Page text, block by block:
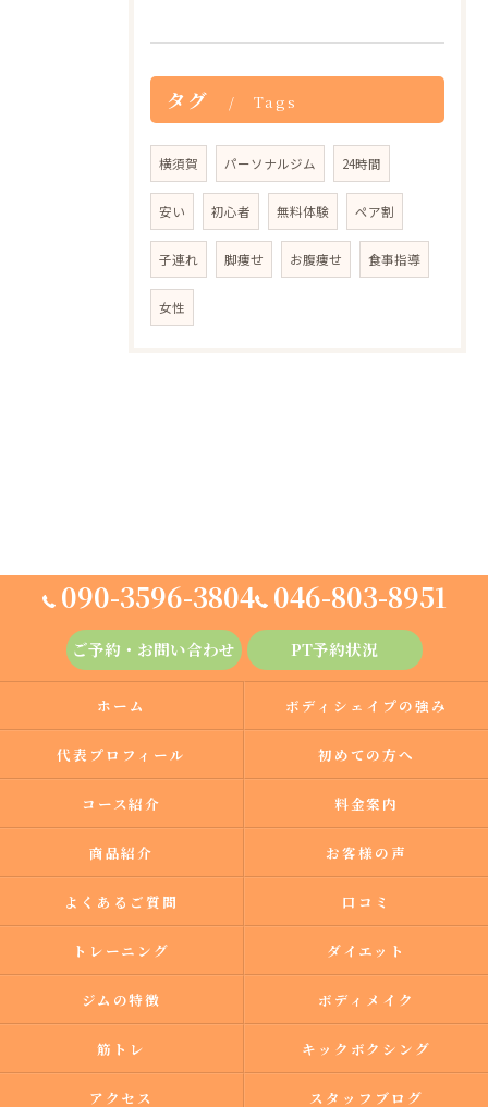
タグ Tags
横須賀 パーソナルジム 24時間
安い 初心者 無料体験 ペア割
子連れ 脚痩せ お腹痩せ 食事指導
女性
090-3596-3804 046-803-8951
ご予約・お問い合わせ PT予約状況
ホーム ボディシェイプの強み
代表プロフィール 初めての方へ
コース紹介 料金案内
商品紹介 お客様の声
よくあるご質問 口コミ
トレーニング ダイエット
ジムの特徴 ボディメイク
筋トレ キックボクシング
アクセス スタッフブログ